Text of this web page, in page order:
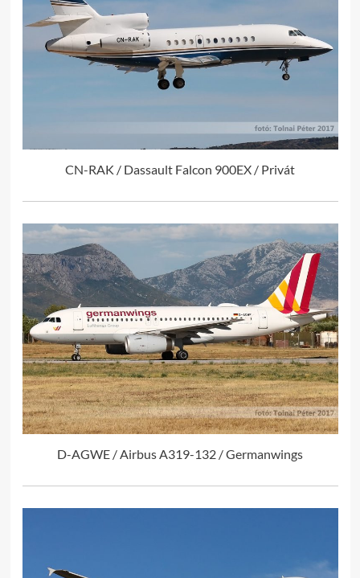
CN-RAK / Dassault Falcon 900EX / Privát
D-AGWE / Airbus A319-132 / Germanwings